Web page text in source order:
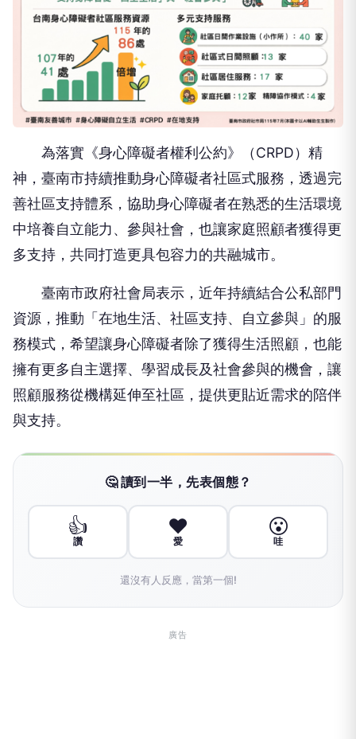
為落實《身心障礙者權利公約》（CRPD）精
神，臺南市持續推動身心障礙者社區式服務，透過完
善社區支持體系，協助身心障礙者在熟悉的生活環境
中培養自立能力、參與社會，也讓家庭照顧者獲得更
多支持，共同打造更具包容力的共融城市。
臺南市政府社會局表示，近年持續結合公私部門
資源，推動「在地生活、社區支持、自立參與」的服
務模式，希望讓身心障礙者除了獲得生活照顧，也能
擁有更多自主選擇、學習成長及社會參與的機會，讓
照顧服務從機構延伸至社區，提供更貼近需求的陪伴
與支持。
🤔 讀到一半，先表個態？
👍
讚
❤️
愛
😮
哇
還沒有人反應，當第一個!
廣告